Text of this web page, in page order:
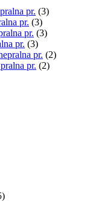
pr. (3)
pr. (3)
pr. (3)
pr. (3)
pr. (2)
pr. (2)